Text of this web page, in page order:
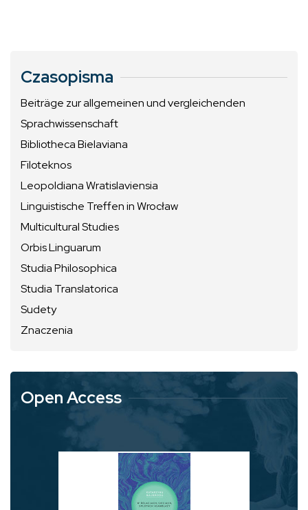
Czasopisma
Beiträge zur allgemeinen und vergleichenden
Sprachwissenschaft
Bibliotheca Bielaviana
Filoteknos
Leopoldiana Wratislaviensia
Linguistische Treffen in Wrocław
Multicultural Studies
Orbis Linguarum
Studia Philosophica
Studia Translatorica
Sudety
Znaczenia
Open Access